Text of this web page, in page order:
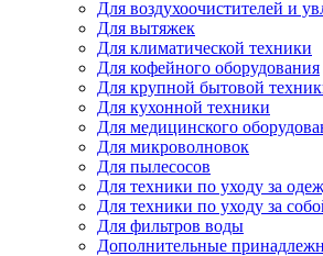
Офис
Принтеры лазерные
Принтеры струйные
Принтеры матричные
Мфу лазерные
Мфу струйные
Мфу светодиодные
Портативные принтеры
Принтеры для печати
Копировальные
Сканеры
Плоттеры
Ламинаторы
Для воздухоочистителей и
Для вытяжек
Для климатической техники
Для кофейного оборудования
Для крупной бытовой
Для кухонной техники
Для медицинского
Для микроволновок
Для пылесосов
Для техники по уходу за
Для техники по уходу за
Для фильтров воды
Дополнительные